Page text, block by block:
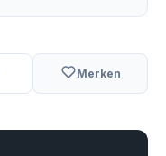
Merken